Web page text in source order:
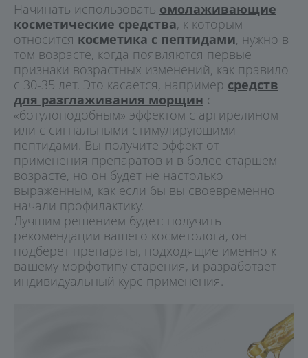
Начинать использовать омолаживающие
косметические средства, к которым
относится косметика с пептидами, нужно в
том возрасте, когда появляются первые
признаки возрастных изменений, как правило
с 30-35 лет. Это касается, например средств
для разглаживания морщин с
«ботулоподобным» эффектом с аргирелином
или с сигнальными стимулирующими
пептидами. Вы получите эффект от
применения препаратов и в более старшем
возрасте, но он будет не настолько
выраженным, как если бы вы своевременно
начали профилактику.
Лучшим решением будет: получить
рекомендации вашего косметолога, он
подберет препараты, подходящие именно к
вашему морфотипу старения, и разработает
индивидуальный курс применения.